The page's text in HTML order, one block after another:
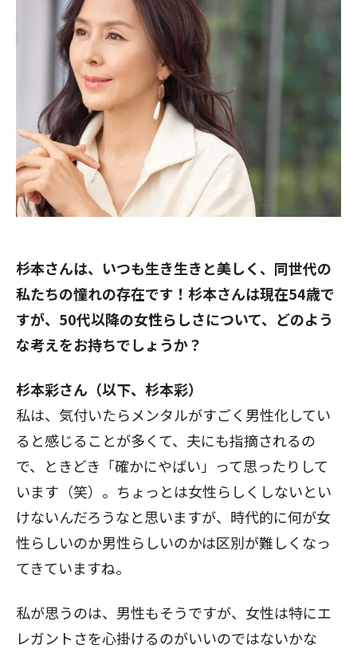
――杉本さんは、いつも生き生きと美しく、同世代の
私たちの憧れの存在です！杉本さんは現在54歳で
すが、50代以降の女性らしさについて、どのよう
な考えをお持ちでしょうか？
杉本彩さん（以下、杉本彩）
私は、気付いたらメンタルがすごく男性化してい
ると感じることが多くて、夫にも指摘されるの
で、ときどき「確かにやばい」って思ったりして
います（笑）。ちょっとは女性らしくしないとい
けないんだろうなと思いますが、時代的に何が女
性らしいのか男性らしいのかは区別が難しくなっ
てきていますね。
私が思うのは、男性もそうですが、女性は特にエ
レガントさを心掛けるのがいいのではないかな